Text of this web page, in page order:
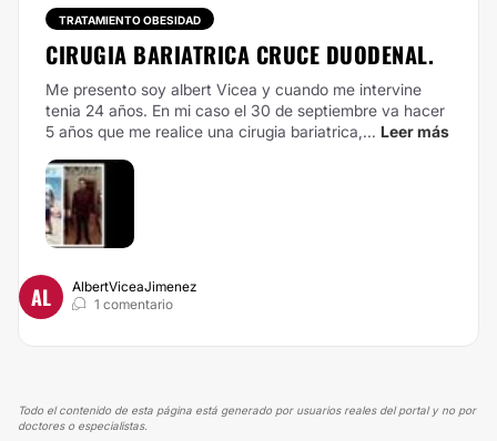
TRATAMIENTO OBESIDAD
CIRUGIA BARIATRICA CRUCE DUODENAL.
Me presento soy albert Vicea y cuando me intervine
tenia 24 años. En mi caso el 30 de septiembre va hacer
5 años que me realice una cirugia bariatrica,... Leer más
AL
AlbertViceaJimenez
1 comentario
Todo el contenido de esta página está generado por usuarios reales del portal y no por
doctores o especialistas.